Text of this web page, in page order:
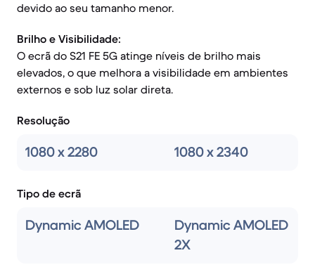
devido ao seu tamanho menor.
Brilho e Visibilidade:
O ecrã do S21 FE 5G atinge níveis de brilho mais
elevados, o que melhora a visibilidade em ambientes
externos e sob luz solar direta.
Resolução
1080 x 2280 1080 x 2340
Tipo de ecrã
Dynamic AMOLED
Dynamic AMOLED
2X